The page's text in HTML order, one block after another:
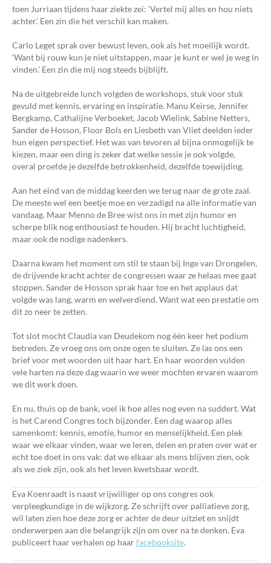
toen Jurriaan tijdens haar ziekte zei: ‘Vertel mij alles en hou niets
achter.’ Een zin die het verschil kan maken.
Carlo Leget sprak over bewust leven, ook als het moeilijk wordt.
‘Want bij rouw kun je niet uitstappen, maar je kunt er wel je weg in
vinden.’ Een zin die mij nog steeds bijblijft.
Na de uitgebreide lunch volgden de workshops, stuk voor stuk
gevuld met kennis, ervaring en inspiratie. Manu Keirse, Jennifer
Bergkamp, Cathalijne Verboeket, Jacob Wielink, Sabine Netters,
Sander de Hosson, Floor Bols en Liesbeth van Vliet deelden ieder
hun eigen perspectief. Het was van tevoren al bijna onmogelijk te
kiezen, maar een ding is zeker dat welke sessie je ook volgde,
overal proefde je dezelfde betrokkenheid, dezelfde toewijding.
Aan het eind van de middag keerden we terug naar de grote zaal.
De meeste wel een beetje moe en verzadigd na alle informatie van
vandaag. Maar Menno de Bree wist ons in met zijn humor en
scherpe blik nog enthousiast te houden. Hij bracht luchtigheid,
maar ook de nodige nadenkers.
Daarna kwam het moment om stil te staan bij Inge van Drongelen,
de drijvende kracht achter de congressen waar ze helaas mee gaat
stoppen. Sander de Hosson sprak haar toe en het applaus dat
volgde was lang, warm en welverdiend. Want wat een prestatie om
dit zo neer te zetten.
Tot slot mocht Claudia van Deudekom nog één keer het podium
betreden. Ze vroeg ons om onze ogen te sluiten. Ze las ons een
brief voor met woorden uit haar hart. En haar woorden vulden
vele harten na deze dag waarin we weer mochten ervaren waarom
we dit werk doen.
En nu, thuis op de bank, voel ik hoe alles nog even na suddert. Wat
is het Carend Congres toch bijzonder. Een dag waarop alles
samenkomt: kennis, emotie, humor en menselijkheid. Een plek
waar we elkaar vinden, waar we leren, delen en praten over wat er
echt toe doet in ons vak: dat we elkaar als mens blijven zien, ook
als we ziek zijn, ook als het leven kwetsbaar wordt.
Eva Koenraadt is naast vrijwilliger op ons congres ook
verpleegkundige in de wijkzorg. Ze schrijft over palliatieve zorg,
wil laten zien hoe deze zorg er achter de deur uitziet en snijdt
onderwerpen aan die belangrijk zijn om over na te denken. Eva
publiceert haar verhalen op haarfacebooksite.